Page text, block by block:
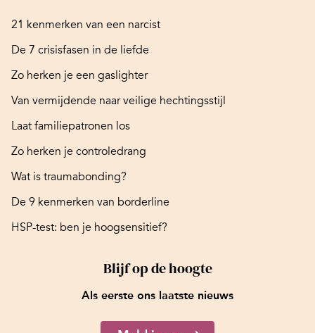
21 kenmerken van een narcist
De 7 crisisfasen in de liefde
Zo herken je een gaslighter
Van vermijdende naar veilige hechtingsstijl
Laat familiepatronen los
Zo herken je controledrang
Wat is traumabonding?
De 9 kenmerken van borderline
HSP-test: ben je hoogsensitief?
Blijf op de hoogte
Als eerste ons laatste nieuws